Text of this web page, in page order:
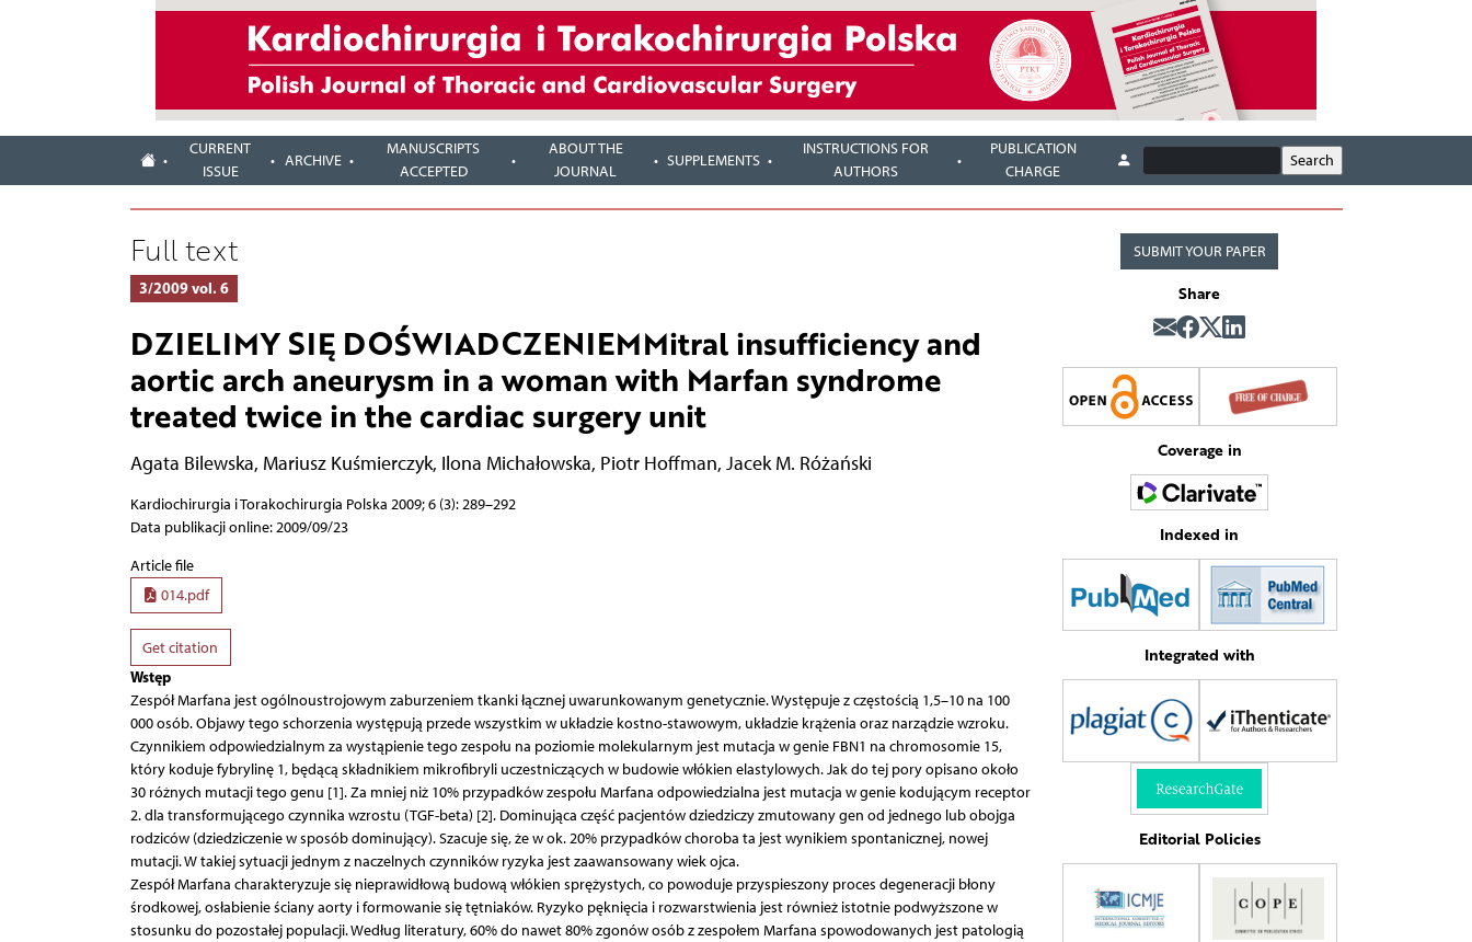
CURRENT
ISSUE
ARCHIVE
MANUSCRIPTS
ACCEPTED
ABOUT THE
JOURNAL
SUPPLEMENTS
INSTRUCTIONS FOR
AUTHORS
PUBLICATION
CHARGE
Full text
3/2009 vol. 6
DZIELIMY SIĘ DOŚWIADCZENIEMMitral insufficiency and
aortic arch aneurysm in a woman with Marfan syndrome
treated twice in the cardiac surgery unit
Agata Bilewska, Mariusz Kuśmierczyk, Ilona Michałowska, Piotr Hoffman, Jacek M. Różański
Kardiochirurgia i Torakochirurgia Polska 2009; 6 (3): 289–292
Data publikacji online: 2009/09/23
Article file
014.pdf
Get citation
Wstęp
Zespół Marfana jest ogólnoustrojowym zaburzeniem tkanki łącznej uwarunkowanym genetycznie. Występuje z częstością 1,5–10 na 100
000 osób. Objawy tego schorzenia występują przede wszystkim w układzie kostno-stawowym, układzie krążenia oraz narządzie wzroku.
Czynnikiem odpowiedzialnym za wystąpienie tego zespołu na poziomie molekularnym jest mutacja w genie FBN1 na chromosomie 15,
który koduje fybrylinę 1, będącą składnikiem mikrofibryli uczestniczących w budowie włókien elastylowych. Jak do tej pory opisano około
30 różnych mutacji tego genu [1]. Za mniej niż 10% przypadków zespołu Marfana odpowiedzialna jest mutacja w genie kodującym receptor
2. dla transformującego czynnika wzrostu (TGF-beta) [2]. Dominująca część pacjentów dziedziczy zmutowany gen od jednego lub obojga
rodziców (dziedziczenie w sposób dominujący). Szacuje się, że w ok. 20% przypadków choroba ta jest wynikiem spontanicznej, nowej
mutacji. W takiej sytuacji jednym z naczelnych czynników ryzyka jest zaawansowany wiek ojca.
Zespół Marfana charakteryzuje się nieprawidłową budową włókien sprężystych, co powoduje przyspieszony proces degeneracji błony
środkowej, osłabienie ściany aorty i formowanie się tętniaków. Ryzyko pęknięcia i rozwarstwienia jest również istotnie podwyższone w
stosunku do pozostałej populacji. Według literatury, 60% do nawet 80% zgonów osób z zespołem Marfana spowodowanych jest patologią
SUBMIT YOUR PAPER
Share
Coverage in
Indexed in
Integrated with
Editorial Policies